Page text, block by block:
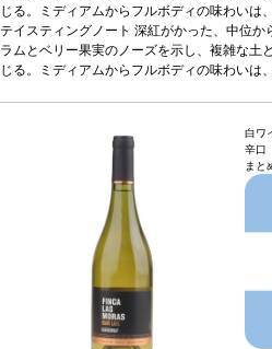
じる。ミディアムからフルボディの味わいは
ューシーなタンニンを包み込み、風味は長く
ヴィオリ、ラム肉などと好相性葡萄品種メ
合、在庫があり価格が同様の場合は自動的に
テイスティングノート 深紅がかった、中位か
ラムとベリー果実のノーズを示し、複雑な土
じる。ミディアムからフルボディの味わいは
合、在庫があり価格が同様の場合は自動的に
白ワ
辛口
まと